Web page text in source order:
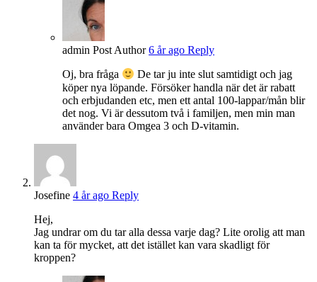
admin Post Author 6 år ago Reply
Oj, bra fråga
De tar ju inte slut samtidigt och jag
köper nya löpande. Försöker handla när det är rabatt
och erbjudanden etc, men ett antal 100-lappar/mån blir
det nog. Vi är dessutom två i familjen, men min man
använder bara Omgea 3 och D-vitamin.
Josefine 4 år ago Reply
Hej,
Jag undrar om du tar alla dessa varje dag? Lite orolig att man
kan ta för mycket, att det istället kan vara skadligt för
kroppen?